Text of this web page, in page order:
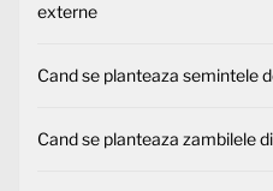
externe
Cand se planteaza semintele
Cand se planteaza zambilele